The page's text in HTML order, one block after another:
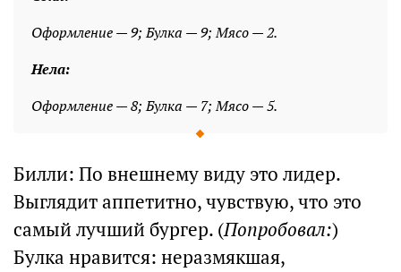
Оформление — 9; Булка — 9; Мясо — 2.
Нела:
Оформление — 8; Булка — 7; Мясо — 5.
Билли: По внешнему виду это лидер.
Выглядит аппетитно, чувствую, что это
самый лучший бургер. (Попробовал:)
Булка нравится: неразмякшая,